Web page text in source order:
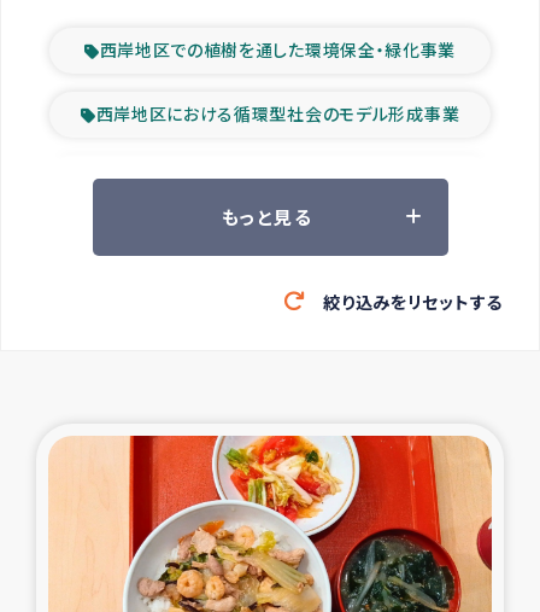
西岸地区での植樹を通した環境保全・緑化事業
西岸地区における循環型社会のモデル形成事業
ツアー参加者の声
緊急救援の時代
東ティモール豪雨緊急支援
大雨による洪水被災者支援
カカオ生産者支援事業
もっと見る
絞り込みをリセットする